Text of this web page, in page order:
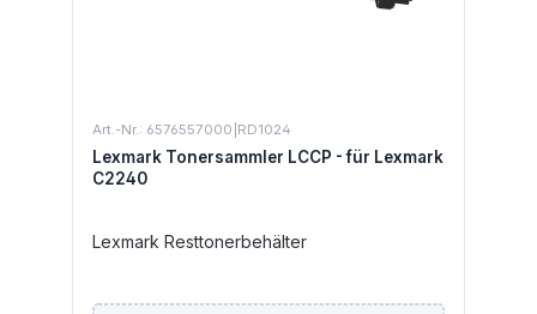
Art.-Nr.: 6576557000|RD1024
Lexmark Tonersammler LCCP - für Lexmark
C2240
Lexmark Resttonerbehälter